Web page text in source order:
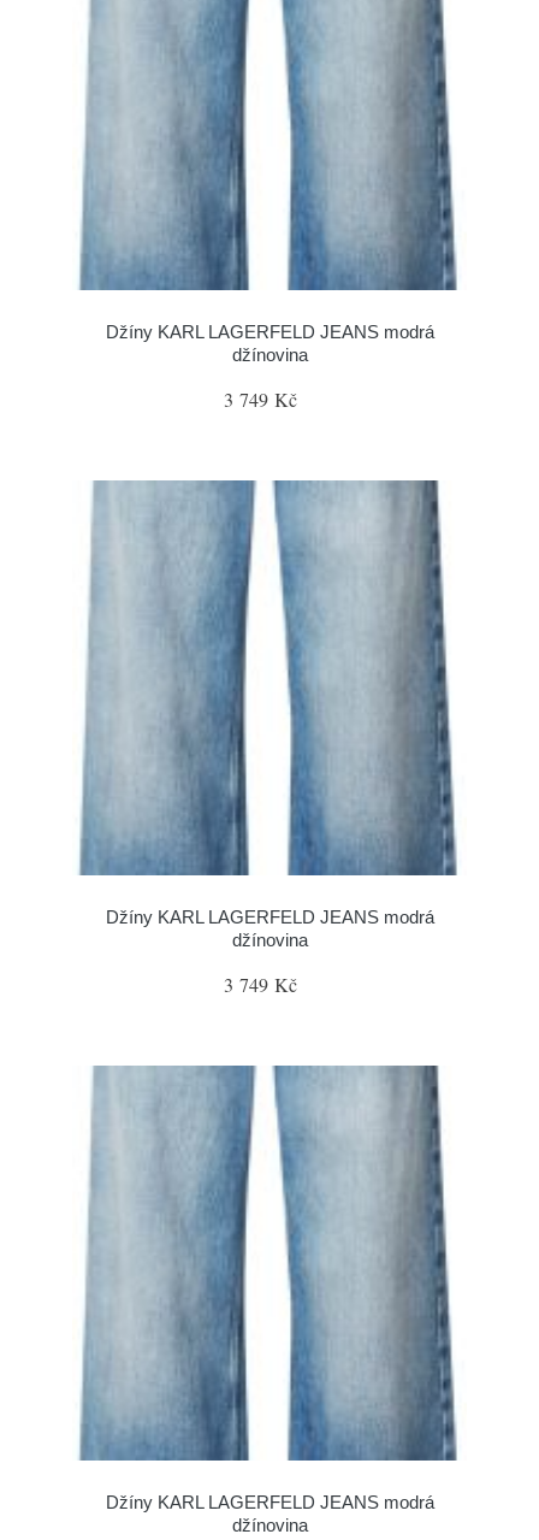
Džíny KARL LAGERFELD JEANS modrá
džínovina
3 749 Kč
Džíny KARL LAGERFELD JEANS modrá
džínovina
3 749 Kč
Džíny KARL LAGERFELD JEANS modrá
džínovina